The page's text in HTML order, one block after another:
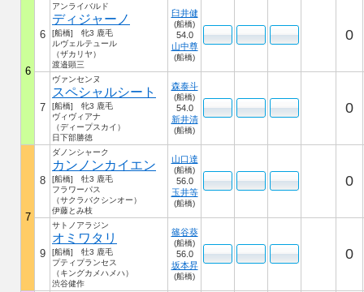
6
6
アンライバルド
ディジャーノ
[船橋] 牝3 鹿毛
ルヴェルテュール
（ザカリヤ）
渡邉顕三
臼井健
(船橋)
54.0
山中尊
(船橋)
0
7
ヴァンセンヌ
スペシャルシート
[船橋] 牝3 鹿毛
ヴィヴィアナ
（ディープスカイ）
日下部勝徳
森泰斗
(船橋)
54.0
新井清
(船橋)
0
7
8
ダノンシャーク
カンノンカイエン
[船橋] 牡3 鹿毛
フラワーパス
（サクラバクシンオー）
伊藤とみ枝
山口達
(船橋)
56.0
玉井等
(船橋)
0
9
サトノアラジン
オミワタリ
[船橋] 牡3 鹿毛
プティプランセス
（キングカメハメハ）
渋谷健作
篠谷葵
(船橋)
56.0
坂本昇
(船橋)
0